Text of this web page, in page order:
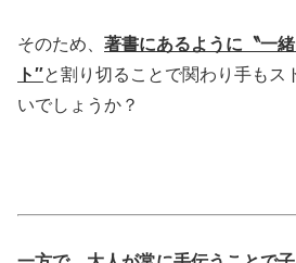
そのため、 著書にあるように〝一
ト″と割り切ることで関わり手もス
いでしょうか？